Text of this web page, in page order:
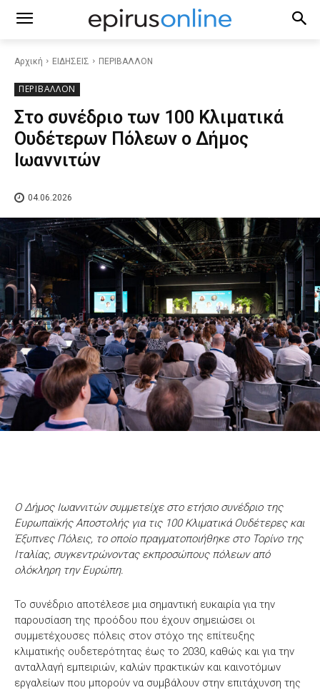
Αρχική ΕΙΔΗΣΕΙΣ ΠΕΡΙΒΑΛΛΟΝ
ΠΕΡΙΒΑΛΛΟΝ
Στο συνέδριο των 100 Κλιματικά
Ουδέτερων Πόλεων ο Δήμος
Ιωαννιτών
04.06.2026
Ο Δήμος Ιωαννιτών συμμετείχε στο ετήσιο συνέδριο της
Ευρωπαϊκής Αποστολής για τις 100 Κλιματικά Ουδέτερες και
Έξυπνες Πόλεις, το οποίο πραγματοποιήθηκε στο Τορίνο της
Ιταλίας, συγκεντρώνοντας εκπροσώπους πόλεων από
ολόκληρη την Ευρώπη.
Το συνέδριο αποτέλεσε μια σημαντική ευκαιρία για την
παρουσίαση της προόδου που έχουν σημειώσει οι
συμμετέχουσες πόλεις στον στόχο της επίτευξης
κλιματικής ουδετερότητας έως το 2030, καθώς και για την
ανταλλαγή εμπειριών, καλών πρακτικών και καινοτόμων
εργαλείων που μπορούν να συμβάλουν στην επιτάχυνση της